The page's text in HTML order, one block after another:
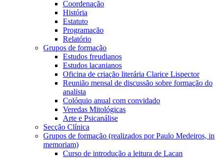
Coordenação
História
Estatuto
Programação
Relatório
Grupos de formação
Estudos freudianos
Estudos lacanianos
Oficina de criação literária Clarice Lispector
Reunião mensal de discussão sobre formação do
analista
Colóquio anual com convidado
Veredas Mitológicas
Arte e Psicanálise
Secção Clínica
Grupos de formação (realizados por Paulo Medeiros, in
memoriam)
Curso de introdução a leitura de Lacan